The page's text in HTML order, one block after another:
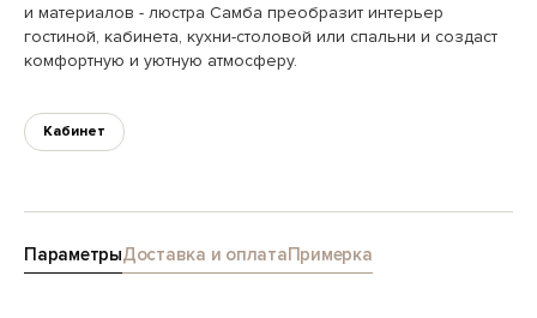
и материалов - люстра Самба преобразит интерьер
гостиной, кабинета, кухни-столовой или спальни и создаст
комфортную и уютную атмосферу.
Кабинет
ПараметрыДоставка и оплатаПримерка